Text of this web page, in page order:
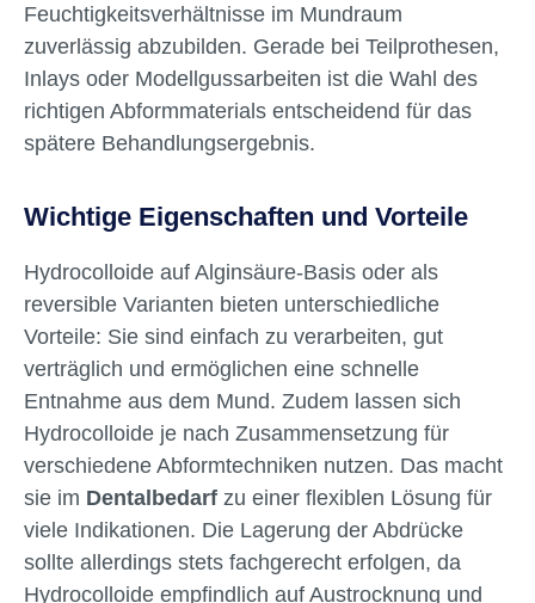
Feuchtigkeitsverhältnisse im Mundraum
zuverlässig abzubilden. Gerade bei Teilprothesen,
Inlays oder Modellgussarbeiten ist die Wahl des
richtigen Abformmaterials entscheidend für das
spätere Behandlungsergebnis.
Wichtige Eigenschaften und Vorteile
Hydrocolloide auf Alginsäure-Basis oder als
reversible Varianten bieten unterschiedliche
Vorteile: Sie sind einfach zu verarbeiten, gut
verträglich und ermöglichen eine schnelle
Entnahme aus dem Mund. Zudem lassen sich
Hydrocolloide je nach Zusammensetzung für
verschiedene Abformtechniken nutzen. Das macht
sie im Dentalbedarf zu einer flexiblen Lösung für
viele Indikationen. Die Lagerung der Abdrücke
sollte allerdings stets fachgerecht erfolgen, da
Hydrocolloide empfindlich auf Austrocknung und